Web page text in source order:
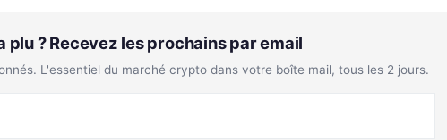
plu ? Recevez les prochains par email
L'essentiel du marché crypto dans votre boîte mail, tous les 2 jours.